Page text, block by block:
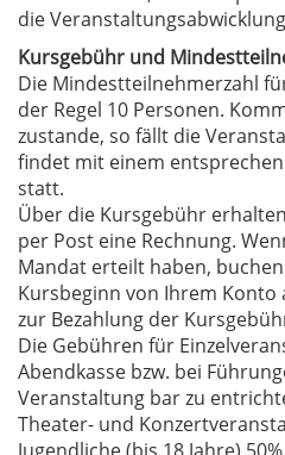
die
Kursgebühr und
Die Mindestteilnehmerzahl
der Regel 10 Personen.
zustande, so fällt die
findet mit einem
statt.
Über die Kursgebühr
per Post eine Rechnung.
Mandat erteilt haben,
Kursbeginn von Ihrem Konto
zur Bezahlung der
Die Gebühren für
Abendkasse bzw. bei
Veranstaltung bar zu
Theater- und